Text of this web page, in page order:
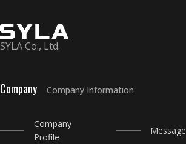
SYLA Co., Ltd.
Company Company Information
Company
Profile
Message